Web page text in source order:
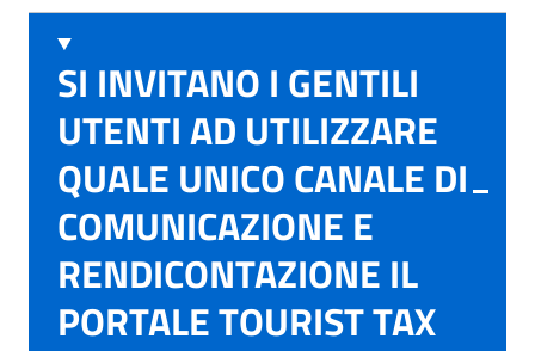
SI INVITANO I GENTILI
UTENTI AD UTILIZZARE
QUALE UNICO CANALE DI
COMUNICAZIONE E
RENDICONTAZIONE IL
PORTALE TOURIST TAX